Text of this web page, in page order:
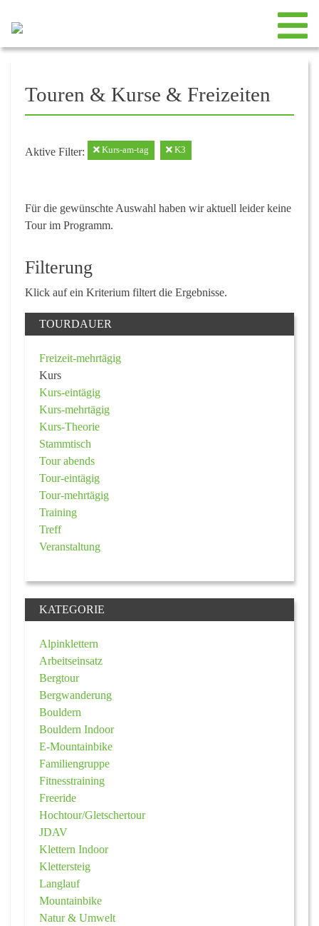
Touren & Kurse & Freizeiten
Aktive Filter: Kurs-am-tag K3
Für die gewünschte Auswahl haben wir aktuell leider keine
Tour im Programm.
Filterung
Klick auf ein Kriterium filtert die Ergebnisse.
TOURDAUER
Freizeit-mehrtägig
Kurs
Kurs-eintägig
Kurs-mehrtägig
Kurs-Theorie
Stammtisch
Tour abends
Tour-eintägig
Tour-mehrtägig
Training
Treff
Veranstaltung
KATEGORIE
Alpinklettern
Arbeitseinsatz
Bergtour
Bergwanderung
Bouldern
Bouldern Indoor
E-Mountainbike
Familiengruppe
Fitnesstraining
Freeride
Hochtour/Gletschertour
JDAV
Klettern Indoor
Klettersteig
Langlauf
Mountainbike
Natur & Umwelt